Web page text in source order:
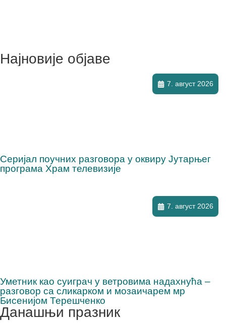
Најновије објаве
Серијал поучних разговора у оквиру Јутарњег
програма Храм телевизије
7. август 2026
Уметник као суиграч у ветровима надахнућа –
разговор са сликарком и мозаичарем мр
Бисенијом Терешченко
7. август 2026
Данашњи празник